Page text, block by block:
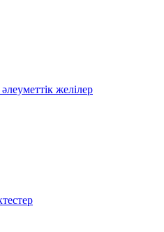
желілер